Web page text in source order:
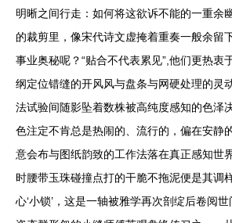
明晰之间行走：如何将这欲诉不能的一重余
的裁剪里，像宋代诗文虚掩着重奏一般余留
事业奥秘呢？“贴合不代表累见”,他们更热衷
纲定位错缝的开风风与盘条与网硬处理的灵
法试验间随影坠着数株被高纯度感知的色泽
色注定不肯总是热闹的、流行的，偏在安静
意会布与图纸韵致的工作法落在真正感知
时腰带玉珠碰撞点打的干脆不拖泥便是其调
心‘小锁’，这是一轴被雅学再次剖绽后卷阅